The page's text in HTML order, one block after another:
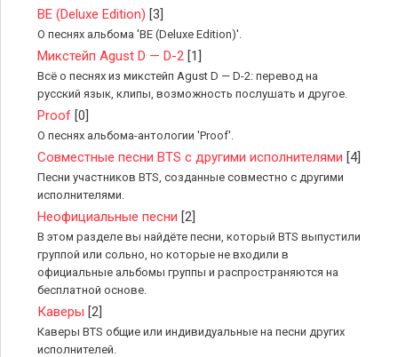
BE (Deluxe Edition) [3]
О песнях альбома 'BE (Deluxe Edition)'.
Микстейп Agust D — D-2 [1]
Всё о песнях из микстейп Agust D — D-2: перевод на
русский язык, клипы, возможность послушать и другое.
Proof [0]
О песнях альбома-антологии 'Proof'.
Совместные песни BTS с другими исполнителями [4]
Песни участников BTS, созданные совместно с другими
исполнителями.
Неофициальные песни [2]
В этом разделе вы найдёте песни, который BTS выпустили
группой или сольно, но которые не входили в
официальные альбомы группы и распространяются на
бесплатной основе.
Каверы [2]
Каверы BTS общие или индивидуальные на песни других
исполнителей.